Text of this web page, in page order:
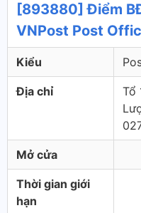
[893880] Điểm
VNPost Post
Kiểu
Địa chỉ
Tổ
Mở cửa
Thời gian giới
hạn